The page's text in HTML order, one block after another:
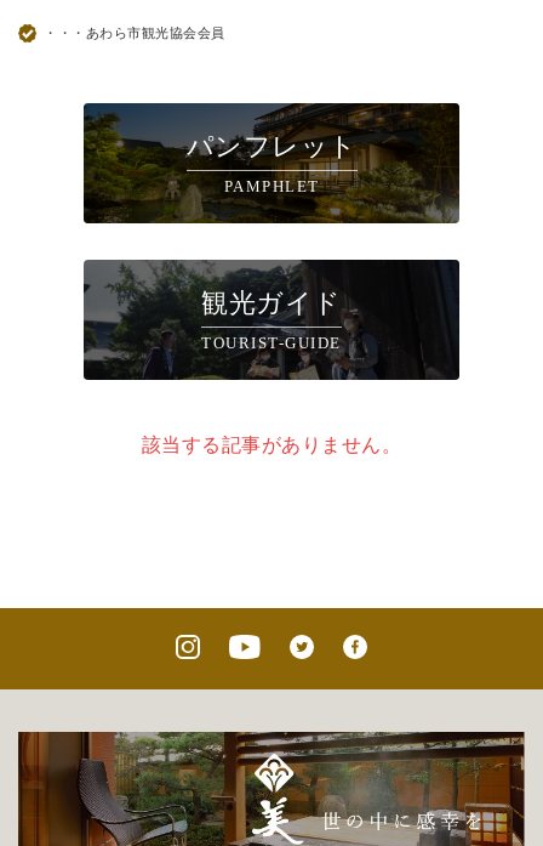
・・・あわら市観光協会会員
パンフレット
PAMPHLET
観光ガイド
TOURIST-GUIDE
該当する記事がありません。